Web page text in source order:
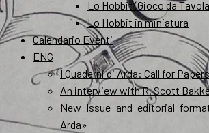
Lo Hobbit (Gioco da
Lo Hobbit in miniatura
Calendario Eventi
ENG
I Quaderni di Arda: Call for
An interview with R. Scott
New Issue and editorial
Arda»